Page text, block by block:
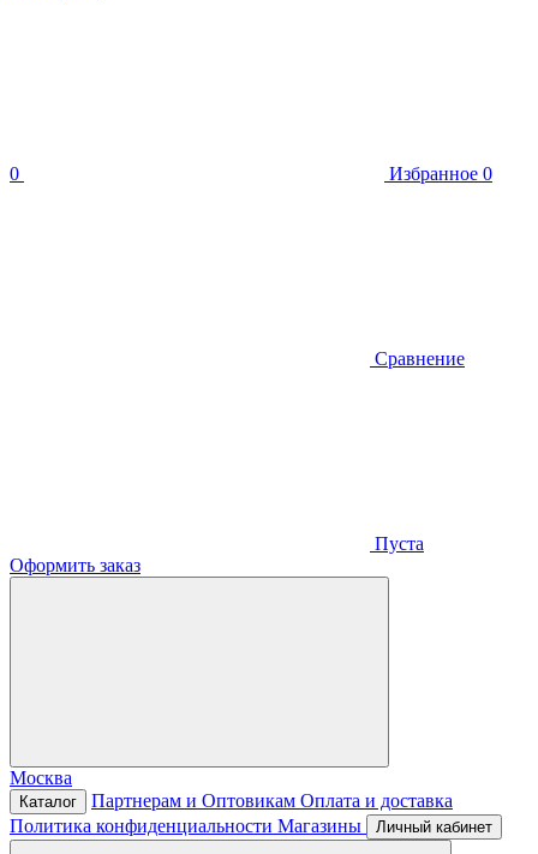
0 Избранное 0
Сравнение
Пуста
Оформить заказ
Москва
Каталог Партнерам и Оптовикам Оплата и доставка
Политика конфиденциальности Магазины Личный кабинет